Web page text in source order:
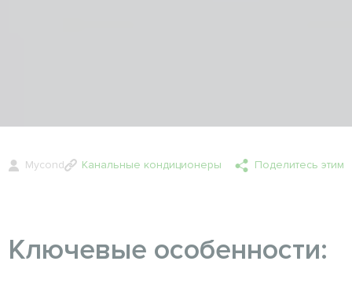
Mycond Канальные кондиционеры Поделитесь этим
Ключевые особенности: